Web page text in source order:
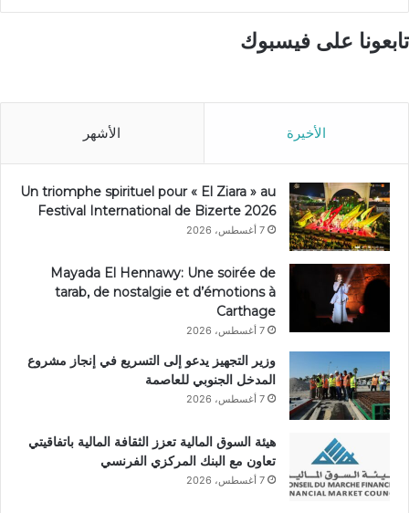
تابعونا على فيسبوك
الأخيرة الأشهر
Un triomphe spirituel pour « El Ziara » au
Festival International de Bizerte 2026
7 أغسطس، 2026
Mayada El Hennawy: Une soirée de
tarab, de nostalgie et d’émotions à
Carthage
7 أغسطس، 2026
وزير التجهيز يدعو إلى التسريع في إنجاز مشروع
المدخل الجنوبي للعاصمة
7 أغسطس، 2026
هيئة السوق المالية تعزز الثقافة المالية باتفاقيتي
تعاون مع البنك المركزي الفرنسي
7 أغسطس، 2026